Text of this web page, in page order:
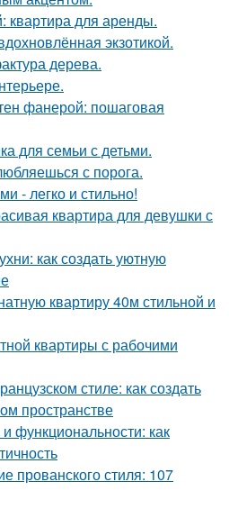
для аренды.
экзотикой.
дерева.
фанерой: пошаговая
для семьи с детьми.
с порога.
- легко и стильно!
квартира для девушки с
как создать уютную
квартиру 40м стильной и
квартиры с рабочими
стиле: как создать
пространстве
функциональности: как
прованского стиля: 107